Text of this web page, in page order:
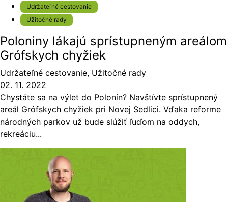
Udržateľné cestovanie
Užitočné rady
Poloniny lákajú sprístupneným areálom
Grófskych chyžiek
Udržateľné cestovanie, Užitočné rady
02. 11. 2022
Chystáte sa na výlet do Polonín? Navštívte sprístupnený
areál Grófskych chyžiek pri Novej Sedlici. Vďaka reforme
národných parkov už bude slúžiť ľuďom na oddych,
rekreáciu...